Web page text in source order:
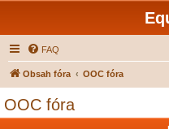
FAQ
Obsah fóra OOC fóra
OOC fóra